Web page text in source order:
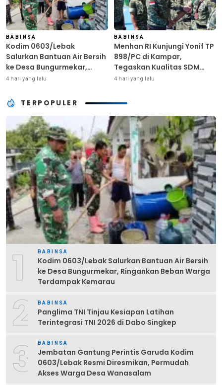
BABINSA
Kodim 0603/Lebak
Salurkan Bantuan Air Bersih
ke Desa Bungurmekar,
Ringankan Beban Warga
4 hari yang lalu
BABINSA
Menhan RI Kunjungi Yonif TP
898/PC di Kampar,
Tegaskan Kualitas SDM
Kunci Kekuatan TNI
4 hari yang lalu
TERPOPULER
1 BABINSA
Kodim 0603/Lebak Salurkan Bantuan Air Bersih
ke Desa Bungurmekar, Ringankan Beban Warga
Terdampak Kemarau
2 BABINSA
Panglima TNI Tinjau Kesiapan Latihan
Terintegrasi TNI 2026 di Dabo Singkep
3 BABINSA
Jembatan Gantung Perintis Garuda Kodim
0603/Lebak Resmi Diresmikan, Permudah
Akses Warga Desa Wanasalam